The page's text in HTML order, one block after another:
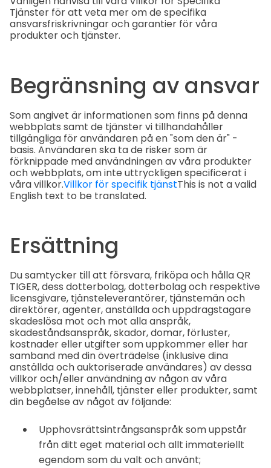
Tjänster för att veta mer om de specifika
ansvarsfriskrivningar och garantier för våra
produkter och tjänster.
Begränsning av ansvar
Som angivet är informationen som finns på denna
webbplats samt de tjänster vi tillhandahåller
tillgängliga för användaren på en "som den är" -
basis. Användaren ska ta de risker som är
förknippade med användningen av våra produkter
och webbplats, om inte uttryckligen specificerat i
våra villkor.Villkor för specifik tjänstThis is not a valid
English text to be translated.
Ersättning
Du samtycker till att försvara, friköpa och hålla QR
TIGER, dess dotterbolag, dotterbolag och respektive
licensgivare, tjänsteleverantörer, tjänstemän och
direktörer, agenter, anställda och uppdragstagare
skadeslösa mot och mot alla anspråk,
skadeståndsanspråk, skador, domar, förluster,
kostnader eller utgifter som uppkommer eller har
samband med din överträdelse (inklusive dina
anställda och auktoriserade användares) av dessa
villkor och/eller användning av någon av våra
webbplatser, innehåll, tjänster eller produkter, samt
din begåelse av något av följande:
Upphovsrättsintrångsanspråk som uppstår
från ditt eget material och allt immateriellt
egendom som du valt och använt;